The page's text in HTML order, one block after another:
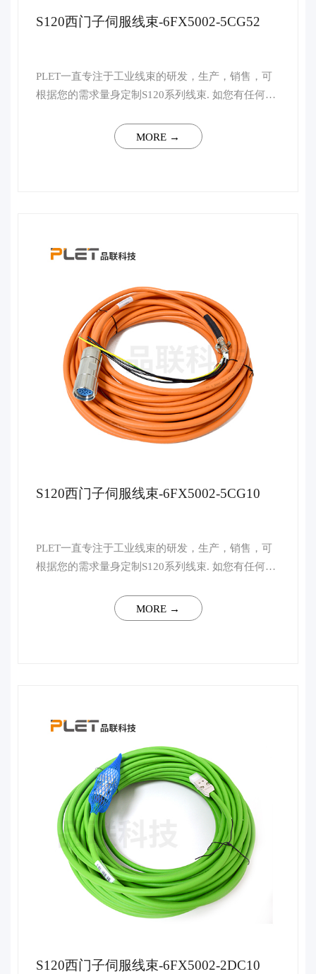
S120西门子伺服线束-6FX5002-5CG52
PLET一直专注于工业线束的研发，生产，销售，可
根据您的需求量身定制S120系列线束. 如您有任何技
级工程师予以一对一解答。 ...
MORE →
S120西门子伺服线束-6FX5002-5CG10
PLET一直专注于工业线束的研发，生产，销售，可
根据您的需求量身定制S120系列线束. 如您有任何技
级工程师予以一对一解答。 ...
MORE →
S120西门子伺服线束-6FX5002-2DC10